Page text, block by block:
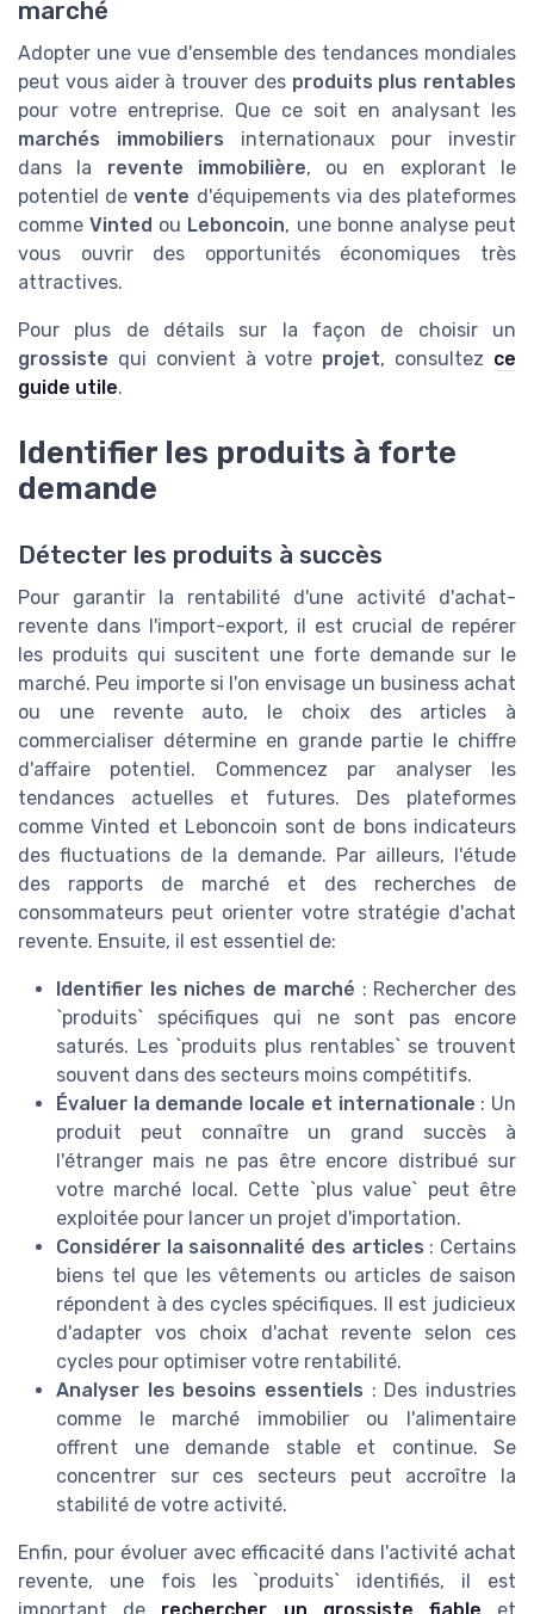
marché
Adopter une vue d'ensemble des tendances mondiales
peut vous aider à trouver des produits plus rentables
pour votre entreprise. Que ce soit en analysant les
marchés immobiliers internationaux pour investir
dans la revente immobilière, ou en explorant le
potentiel devente d'équipements via des plateformes
commeVinted ou Leboncoin, une bonne analyse peut
vous ouvrir des opportunités économiques très
attractives.
Pour plus de détails sur la façon de choisir un
grossiste qui convient à votre projet, consultez ce
guide utile.
Identifier les produits à forte
demande
Détecter les produits à succès
Pour garantir la rentabilité d'une activité d'achat-
revente dans l'import-export, il est crucial de repérer
les produits qui suscitent une forte demande sur le
marché. Peu importe si l'on envisage un business achat
ou une revente auto, le choix des articles à
commercialiser détermine en grande partie le chiffre
d'affaire potentiel. Commencez par analyser les
tendances actuelles et futures. Des plateformes
comme Vinted et Leboncoin sont de bons indicateurs
des fluctuations de la demande. Par ailleurs, l'étude
des rapports de marché et des recherches de
consommateurs peut orienter votre stratégie d'achat
revente. Ensuite, il est essentiel de:
Identifier les niches de marché : Rechercher des
`produits` spécifiques qui ne sont pas encore
saturés. Les `produits plus rentables` se trouvent
souvent dans des secteurs moins compétitifs.
Évaluer la demande locale et internationale : Un
produit peut connaître un grand succès à
l'étranger mais ne pas être encore distribué sur
votre marché local. Cette `plus value` peut être
exploitée pour lancer un projet d'importation.
Considérer la saisonnalité des articles : Certains
biens tel que les vêtements ou articles de saison
répondent à des cycles spécifiques. Il est judicieux
d'adapter vos choix d'achat revente selon ces
cycles pour optimiser votre rentabilité.
Analyser les besoins essentiels : Des industries
comme le marché immobilier ou l'alimentaire
offrent une demande stable et continue. Se
concentrer sur ces secteurs peut accroître la
stabilité de votre activité.
Enfin, pour évoluer avec efficacité dans l'activité achat
revente, une fois les `produits` identifiés, il est
important de rechercher un grossiste fiable et